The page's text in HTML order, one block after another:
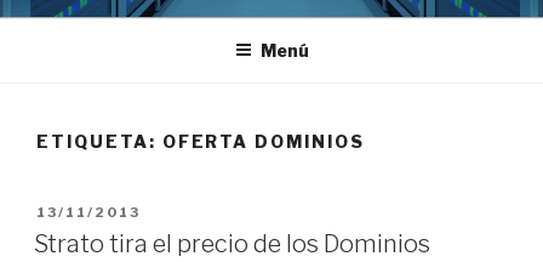
Menú
ETIQUETA: OFERTA DOMINIOS
PUBLICADO
EL
13/11/2013
Strato tira el precio de los Dominios